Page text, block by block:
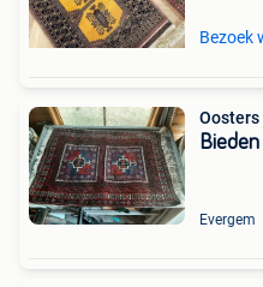
Bezoek
Bieden
Evergem